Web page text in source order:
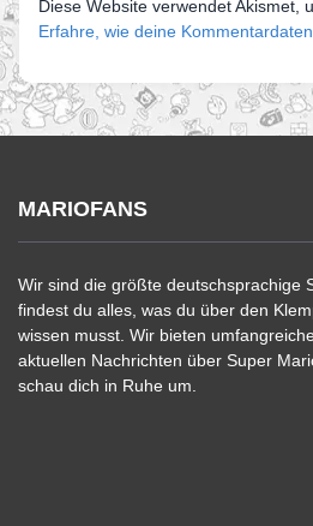
Diese Website verwendet Akismet,
Erfahre, wie deine
MARIOFANS
Wir sind die größte deutschsprachige
findest du alles, was du über den
wissen musst. Wir bieten
aktuellen Nachrichten über Super
schau dich in Ruhe um.